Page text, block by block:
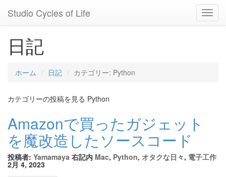
Studio Cycles of Life
日記
ホーム 日記 カテゴリー: Python
カテゴリーの投稿を見る Python
Amazonで買ったガジェット
を魔改造したソースコード
投稿者: Yamamaya 右記内 Mac, Python, オタクな日々, 電子工作
2月 4, 2023